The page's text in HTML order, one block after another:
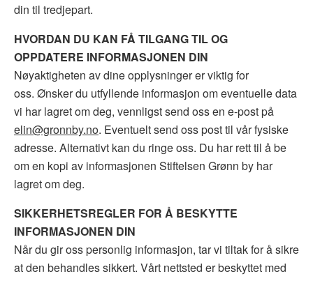
din til tredjepart.
HVORDAN DU KAN FÅ TILGANG TIL OG
OPPDATERE INFORMASJONEN DIN
Nøyaktigheten av dine opplysninger er viktig for
oss. Ønsker du utfyllende informasjon om eventuelle data
vi har lagret om deg, vennligst send oss ​​en e-post på
elin@gronnby.no. Eventuelt send oss post til vår fysiske
adresse. Alternativt kan du ringe oss. Du har rett til å be
om en kopi av informasjonen Stiftelsen Grønn by har
lagret om deg.
SIKKERHETSREGLER FOR Å BESKYTTE
INFORMASJONEN DIN
Når du gir oss personlig informasjon, tar vi tiltak for å sikre
at den behandles sikkert. Vårt nettsted er beskyttet med